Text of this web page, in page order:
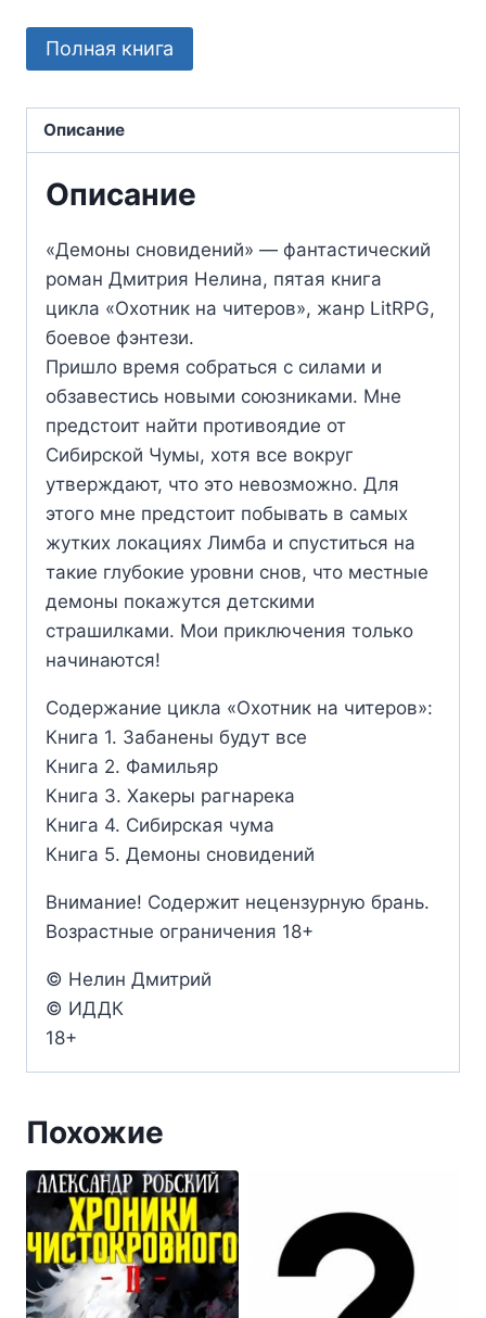
Полная книга
Описание
Описание
«Демоны сновидений» — фантастический
роман Дмитрия Нелина, пятая книга
цикла «Охотник на читеров», жанр LitRPG,
боевое фэнтези.
Пришло время собраться с силами и
обзавестись новыми союзниками. Мне
предстоит найти противоядие от
Сибирской Чумы, хотя все вокруг
утверждают, что это невозможно. Для
этого мне предстоит побывать в самых
жутких локациях Лимба и спуститься на
такие глубокие уровни снов, что местные
демоны покажутся детскими
страшилками. Мои приключения только
начинаются!
Содержание цикла «Охотник на читеров»:
Книга 1. Забанены будут все
Книга 2. Фамильяр
Книга 3. Хакеры рагнарека
Книга 4. Сибирская чума
Книга 5. Демоны сновидений
Внимание! Содержит нецензурную брань.
Возрастные ограничения 18+
© Нелин Дмитрий
© ИДДК
18+
Похожие